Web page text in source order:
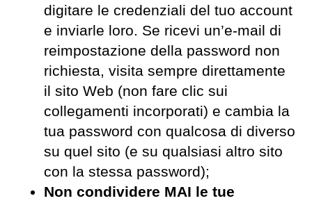
digitare le credenziali del tuo account
e inviarle loro. Se ricevi un’e-mail di
reimpostazione della password non
richiesta, visita sempre direttamente
il sito Web (non fare clic sui
collegamenti incorporati) e cambia la
tua password con qualcosa di diverso
su quel sito (e su qualsiasi altro sito
con la stessa password);
Non condividere MAI le tue